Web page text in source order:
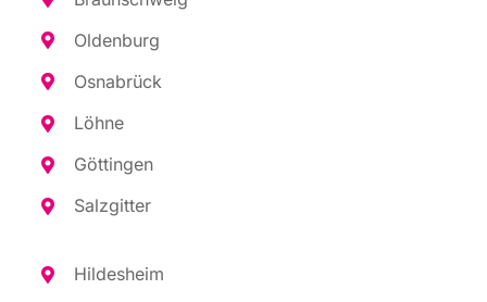
Olden­burg
Osna­brück
Löh­ne
Göt­tin­gen
Salz­git­ter
Hil­des­heim